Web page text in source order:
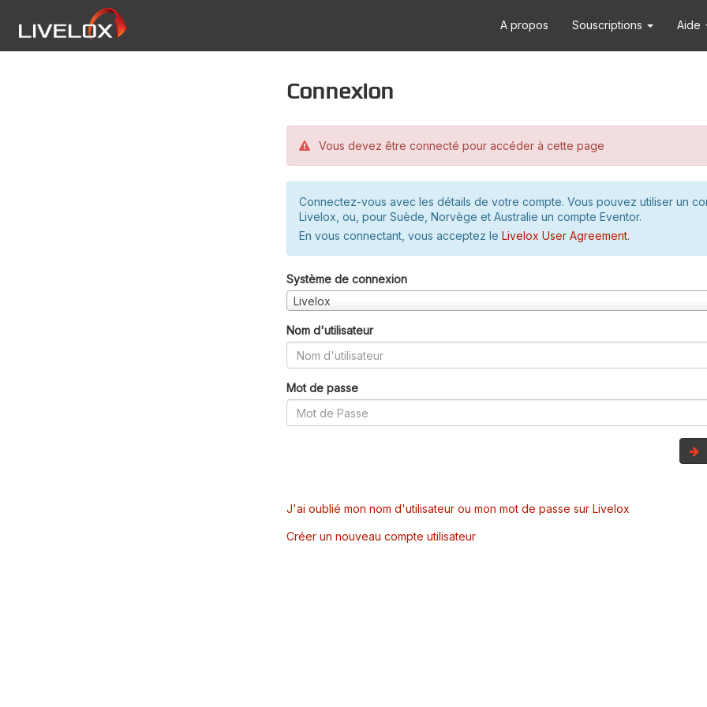
A propos Souscriptions Aide
Connexion
Vous devez être connecté pour accéder à cette page
Connectez-vous avec les détails de votre compte. Vous pouvez utiliser un
Livelox, ou, pour Suède, Norvège et Australie un compte Eventor.
En vous connectant, vous acceptez le Livelox User Agreement.
Système de connexion
Livelox
Nom d'utilisateur
Mot de passe
J'ai oublié mon nom d'utilisateur ou mon mot de passe sur Livelox
Créer un nouveau compte utilisateur